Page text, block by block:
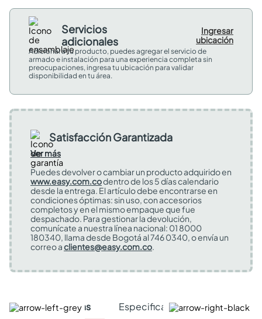
Servicios
adicionales
Ingresar
ubicación
Adicional a tu producto, puedes agregar el servicio de
armado e instalación para una experiencia completa sin
preocupaciones, ingresa tu ubicación para validar
disponibilidad en tu área.
Satisfacción Garantizada
Ver más
Puedes devolver o cambiar un producto adquirido en
www.easy.com.codentro de los 5 días calendario
desde la entrega. El artículo debe encontrarse en
condiciones óptimas: sin uso, con accesorios
completos y en el mismo empaque que fue
despachado. Para gestionar la devolución,
comunícate a nuestra línea nacional: 01 8000
180340, llama desde Bogotá al 746 0340, o envía un
correo aclientes@easy.com.co.
Características Especificaciones Técnicas